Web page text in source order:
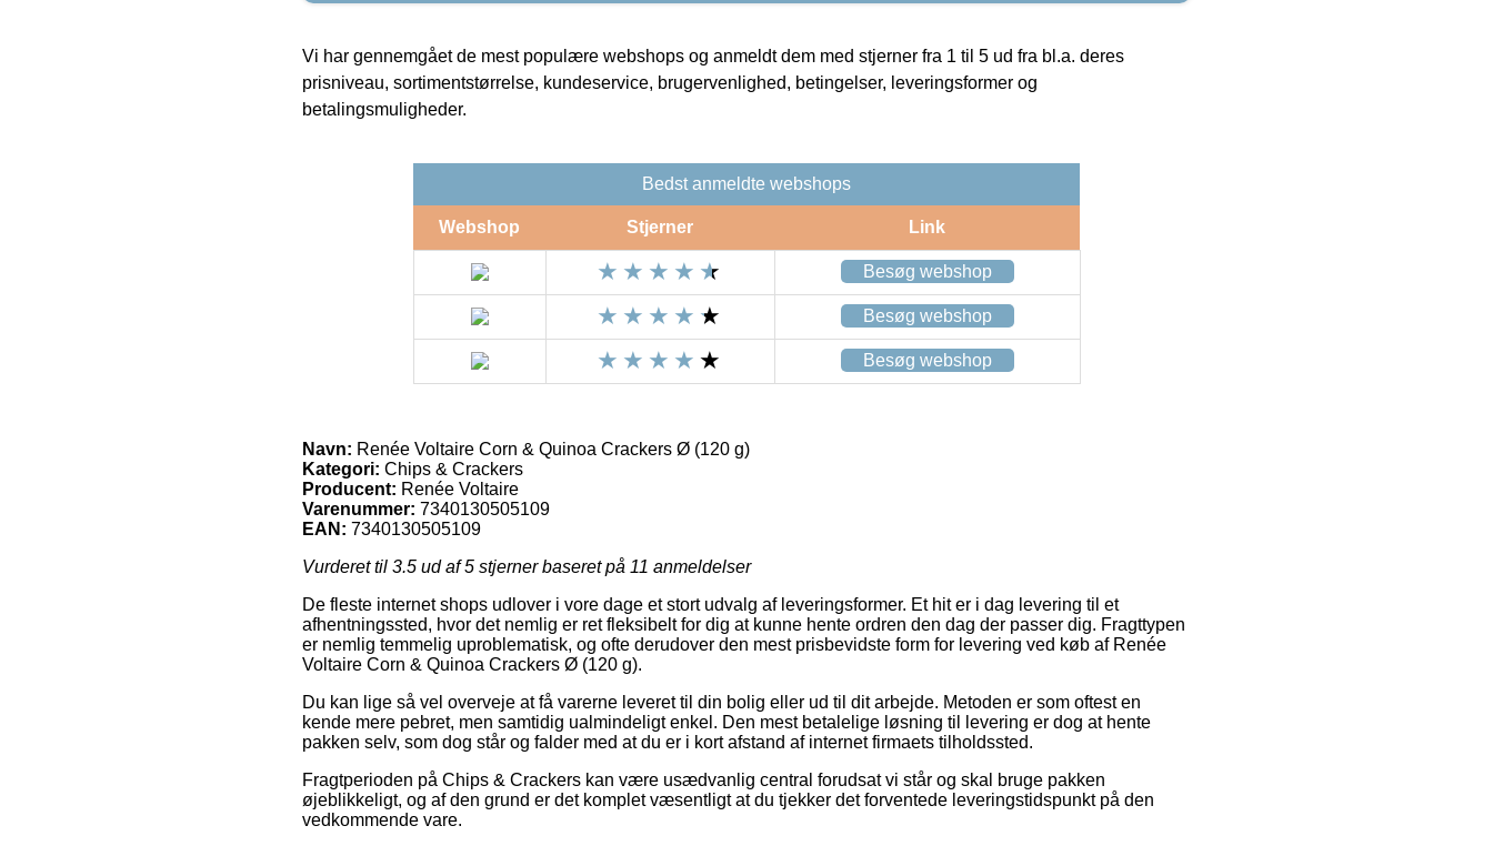
Vi har gennemgået de mest populære webshops og anmeldt dem med stjerner fra 1 til 5 ud fra bl.a. deres
prisniveau, sortimentstørrelse, kundeservice, brugervenlighed, betingelser, leveringsformer og
betalingsmuligheder.
Bedst anmeldte webshops
Webshop Stjerner Link
Besøg webshop
Besøg webshop
Besøg webshop
Navn: Renée Voltaire Corn & Quinoa Crackers Ø (120 g)
Kategori: Chips & Crackers
Producent: Renée Voltaire
Varenummer: 7340130505109
EAN: 7340130505109
Vurderet til 3.5 ud af 5 stjerner baseret på 11 anmeldelser
De fleste internet shops udlover i vore dage et stort udvalg af leveringsformer. Et hit er i dag levering til et
afhentningssted, hvor det nemlig er ret fleksibelt for dig at kunne hente ordren den dag der passer dig. Fragttypen
er nemlig temmelig uproblematisk, og ofte derudover den mest prisbevidste form for levering ved køb af Renée
Voltaire Corn & Quinoa Crackers Ø (120 g).
Du kan lige så vel overveje at få varerne leveret til din bolig eller ud til dit arbejde. Metoden er som oftest en
kende mere pebret, men samtidig ualmindeligt enkel. Den mest betalelige løsning til levering er dog at hente
pakken selv, som dog står og falder med at du er i kort afstand af internet firmaets tilholdssted.
Fragtperioden på Chips & Crackers kan være usædvanlig central forudsat vi står og skal bruge pakken
øjeblikkeligt, og af den grund er det komplet væsentligt at du tjekker det forventede leveringstidspunkt på den
vedkommende vare.